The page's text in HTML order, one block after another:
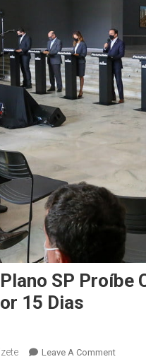
SP Proíbe
15 Dias
Leave A CommentOn